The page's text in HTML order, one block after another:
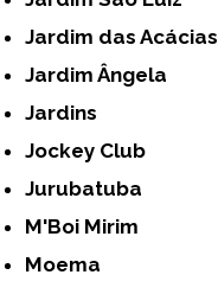
Jardim das Acácias
Jardim Ângela
Jardins
Jockey Club
Jurubatuba
M'Boi Mirim
Moema